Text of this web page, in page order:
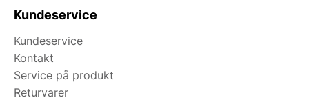
Kundeservice
Kundeservice
Kontakt
Service på produkt
Returvarer